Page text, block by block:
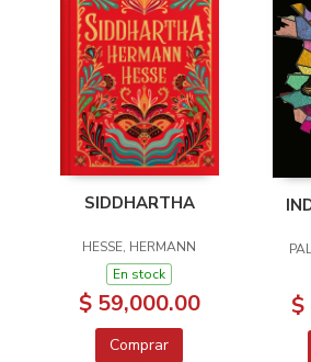
SIDDHARTHA
HESSE, HERMANN
En stock
$ 59,000.00
Comprar
$